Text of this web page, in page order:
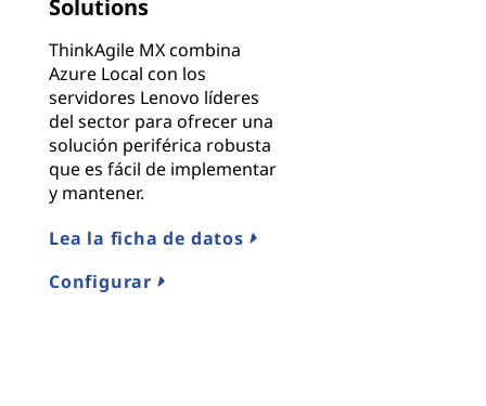
Solutions
ThinkAgile MX combina
Azure Local con los
servidores Lenovo líderes
del sector para ofrecer una
solución periférica robusta
que es fácil de implementar
y mantener.
Lea la ficha de datos
Configurar